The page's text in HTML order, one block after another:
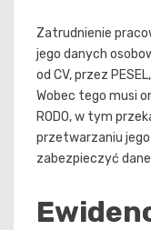
Zatrudnienie
jego danych
od CV, przez
Wobec tego musi
RODO, w tym
przetwarzaniu
zabezpieczyć